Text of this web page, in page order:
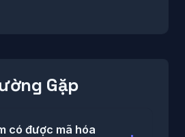
Gặp
có được mã hóa